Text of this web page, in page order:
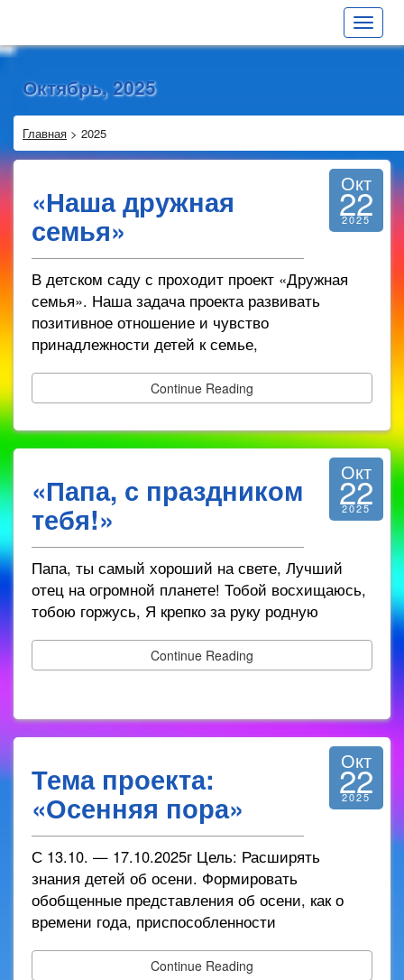
Toggle
Октябрь, 2025
Главная > 2025
«Наша дружная
семья»
Окт
22
2025
В детском саду с проходит проект «Дружная
семья». Наша задача проекта развивать
позитивное отношение и чувство
принадлежности детей к семье,
Continue Reading
«Папа, с праздником
тебя!»
Окт
22
2025
Папа, ты самый хороший на свете, Лучший
отец на огромной планете! Тобой восхищаюсь,
тобою горжусь, Я крепко за руку родную
Continue Reading
Тема проекта:
«Осенняя пора»
Окт
22
2025
С 13.10. — 17.10.2025г Цель: Расширять
знания детей об осени. Формировать
обобщенные представления об осени, как о
времени года, приспособленности
Continue Reading